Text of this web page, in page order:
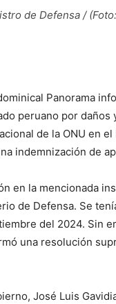
de Defensa /
Panorama
peruano por
de la ONU en
indemnización de
en la mencionada
de Defensa. Se
del 2024. Sin
una resolución
José Luis